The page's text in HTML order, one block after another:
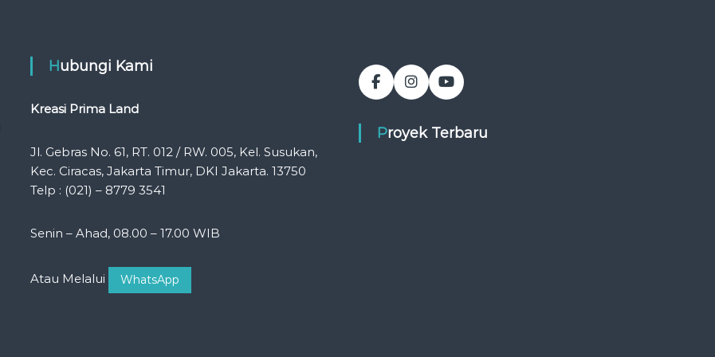
Hubungi Kami
Kreasi Prima Land
Jl. Gebras No. 61, RT. 012 / RW. 005, Kel. Susukan,
Kec. Ciracas, Jakarta Timur, DKI Jakarta. 13750
Telp : (021) – 8779 3541
Senin – Ahad, 08.00 – 17.00 WIB
Atau Melalui WhatsApp
Proyek Terbaru